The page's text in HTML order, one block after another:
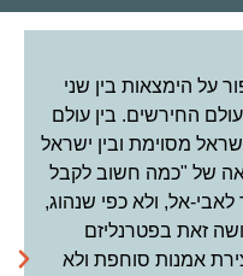
על הימצאות בין שני
החירשים. בין עולם
מסוימת ובין ישראל
של "כמה חשוב לקבל
אל, ולא כפי שנהוג,
זאת בפטרנליזם
אמנות סוחפת ולא